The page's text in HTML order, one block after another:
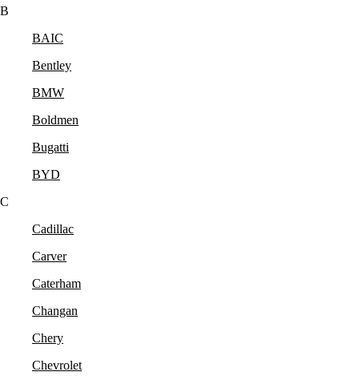
B
BAIC
Bentley
BMW
Boldmen
Bugatti
BYD
C
Cadillac
Carver
Caterham
Changan
Chery
Chevrolet